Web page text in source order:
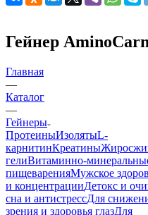
Гейнер
Главная
—
Каталог
—
Гейнеры
ПротеиныИзолятыL-
карнитинКреатины
гелиВитаминно-
пищеваренияМужское
и концентрацииДетокс и
сна и антистрессДля
зрения и здоровья глазДля